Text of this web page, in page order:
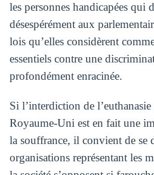
les personnes handicapées qui
désespérément aux
lois qu’elles considèrent
essentiels contre une
profondément enracinée.
Si l’interdiction de
Royaume-Uni est en fait une
la souffrance, il convient de se
organisations représentant les